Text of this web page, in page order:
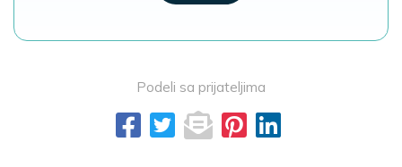
Podeli sa prijateljima